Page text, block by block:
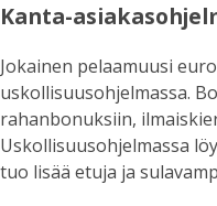
Kanta-
Jokainen pelaamuusi
uskollisuusohjelmassa.
rahanbonuksiin,
Uskollisuusohjelmassa
tuo lisää etuja ja